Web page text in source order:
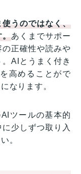
うのではなく、
。あくまでサポー
の正確性や読みや
AIとうまく付き
高めることがで
なります。
ツールの基本的
少しずつ取り入
。